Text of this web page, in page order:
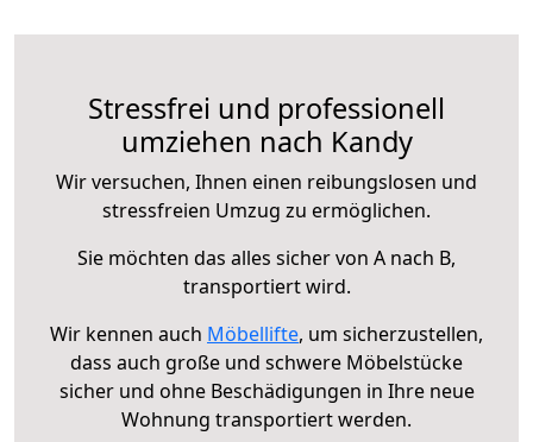
Stressfrei und professionell
umziehen nach Kandy
Wir versuchen, Ihnen einen reibungslosen und
stressfreien Umzug zu ermöglichen.
Sie möchten das alles sicher von A nach B,
transportiert wird.
Wir kennen auch Möbellifte, um sicherzustellen,
dass auch große und schwere Möbelstücke
sicher und ohne Beschädigungen in Ihre neue
Wohnung transportiert werden.